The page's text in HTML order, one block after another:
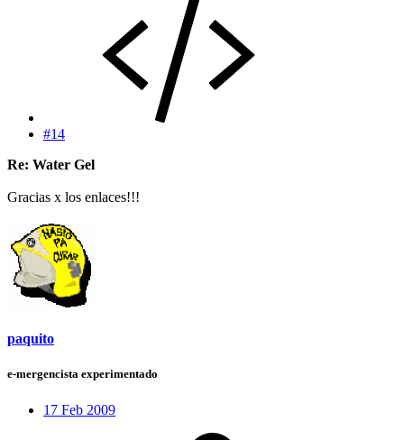
#14
Re: Water Gel
Gracias x los enlaces!!!
paquito
e-mergencista experimentado
17 Feb 2009